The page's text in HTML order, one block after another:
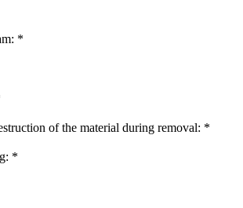
*
of the material during removal: *
*